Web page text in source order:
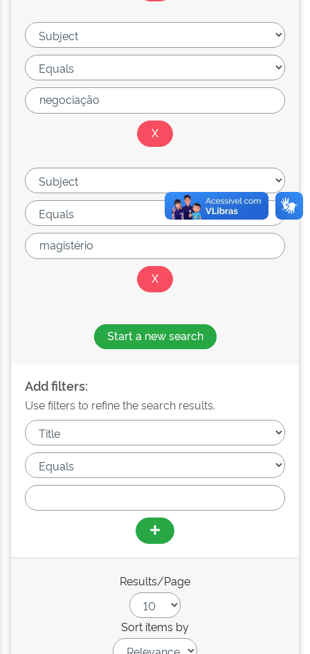
Start a new search
Add filters:
Use filters to refine the search results.
Results/Page
Sort items by